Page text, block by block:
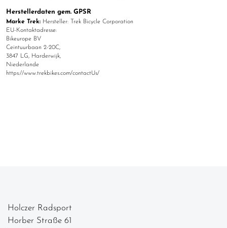
Herstellerdaten gem. GPSR
Marke Trek: Hersteller: Trek Bicycle Corporation
EU-Kontaktadresse:
Bikeurope BV
Ceintuurbaan 2-20C,
3847 LG, Harderwijk,
Niederlande
https://www.trekbikes.com/contactUs/
Holczer Radsport
Horber Straße 61